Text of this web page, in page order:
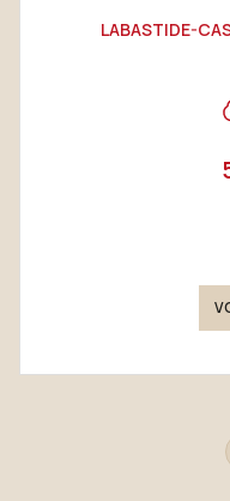
LABASTIDE-